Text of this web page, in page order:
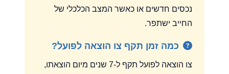
נכסים חדשים או כאשר המצב הכלכלי של
החייב ישתפר.
כמה זמן תקף צו הוצאה לפועל?
צו הוצאה לפועל תקף ל-7 שנים מיום הוצאתו,